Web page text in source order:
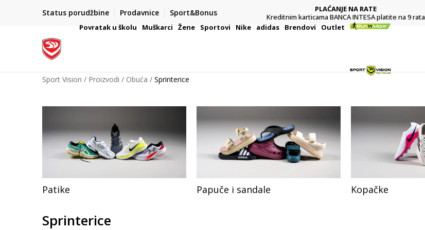
Status porudžbine Prodavnice Sport&Bonus
VAŽNO OBAVEŠTENJE ZA POTROŠAČE
PLAĆANJE NA RATE
Kreditnim karticama BANCA INTESA platite na 9 rata
Povratak u školu Muškarci Žene Sportovi Nike adidas Brendovi Outlet
Sport Vision Proizvodi Obuća Sprinterice
Patike Papuče i sandale Kopačke
Sprinterice